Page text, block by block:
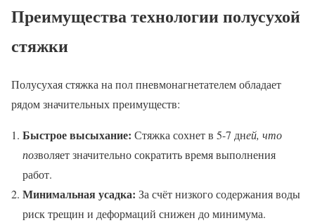
Преимущества технологии полусухой
стяжки
Полусухая стяжка на пол пневмонагнетателем обладает
рядом значительных преимуществ:
Быстрое высыхание: Стяжка сохнет в 5-7 дней, что
позволяет значительно сократить время выполнения
работ.
Минимальная усадка: За счёт низкого содержания воды
риск трещин и деформаций снижен до минимума.